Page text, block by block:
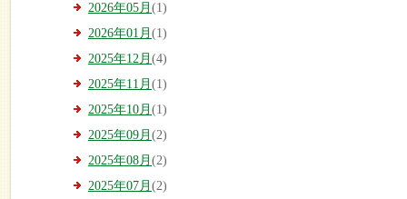
2026年05月 (1)
2026年01月 (1)
2025年12月 (4)
2025年11月 (1)
2025年10月 (1)
2025年09月 (2)
2025年08月 (2)
2025年07月 (2)